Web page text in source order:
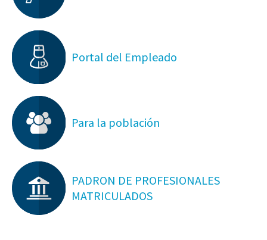
Portal del Empleado
Para la población
PADRON DE PROFESIONALES
MATRICULADOS